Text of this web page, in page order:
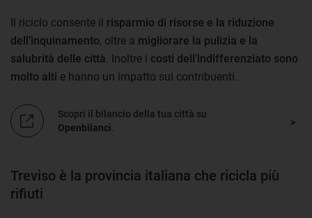
Il riciclo consente il risparmio di risorse e la riduzione
dell’inquinamento, oltre a migliorare la pulizia e la
salubrità delle città . Inoltre i costi dell’indifferenziato sono
molto alti e hanno un impatto sui contribuenti.
Scopri il bilancio della tua città su
Openbilanci
Treviso è la provincia italiana che ricicla più
rifiuti